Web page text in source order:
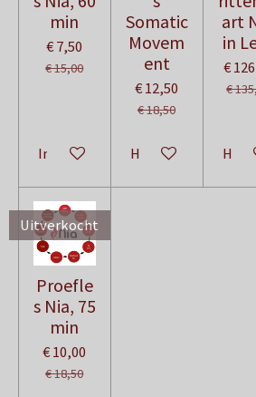
min
€ 7,50
€ 15,00
In winkelwagen
Somatic
Movem
ent
€ 12,50
€ 18,50
Houd mij op de
art
in
€
€
Uitverkocht
Proefle
s Nia, 75
min
€ 10,00
€ 18,50